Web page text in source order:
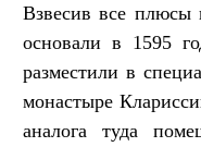
Взвесив все плюсы
основали в 1595
разместили в
монастыре
аналога туда